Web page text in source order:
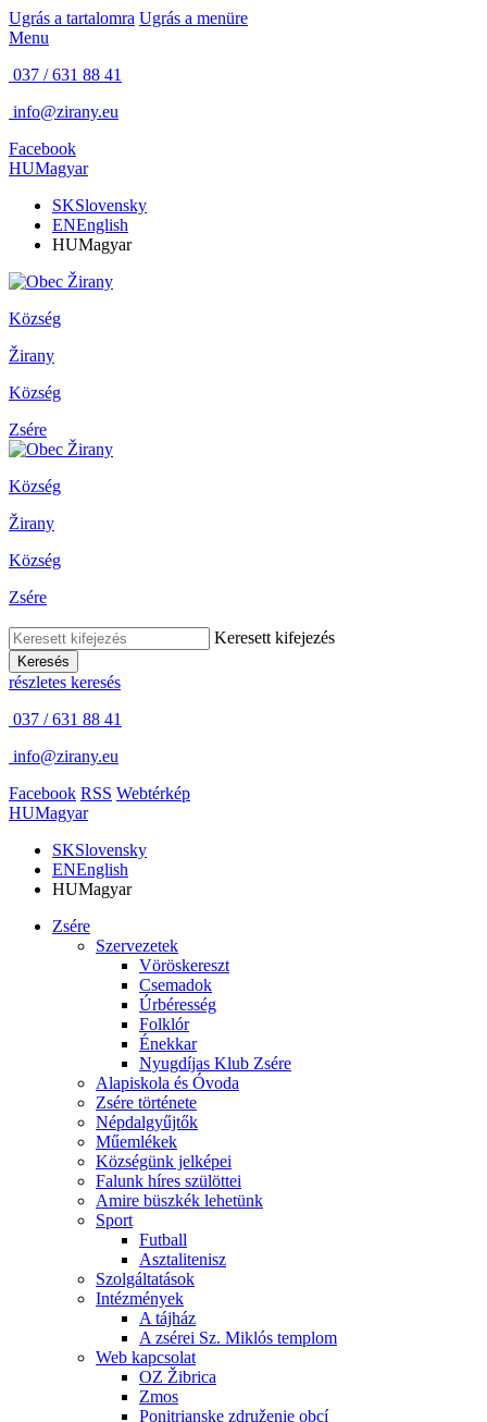
Ugrás a tartalomra Ugrás a menüre
Menu
037 / 631 88 41
info@zirany.eu
Facebook
HUMagyar
SKSlovensky
ENEnglish
HUMagyar
Község
Žirany
Község
Zsére
Község
Žirany
Község
Zsére
Keresett kifejezés
Keresés
részletes keresés
037 / 631 88 41
info@zirany.eu
Facebook RSS Webtérkép
HUMagyar
SKSlovensky
ENEnglish
HUMagyar
Zsére
Szervezetek
Vöröskereszt
Csemadok
Úrbéresség
Folklór
Énekkar
Nyugdíjas Klub Zsére
Alapiskola és Óvoda
Zsére története
Népdalgyűjtők
Műemlékek
Községünk jelképei
Falunk híres szülöttei
Amire büszkék lehetünk
Sport
Futball
Asztalitenisz
Szolgáltatások
Intézmények
A tájház
A zsérei Sz. Miklós templom
Web kapcsolat
OZ Žibrica
Zmos
Ponitrianske združenie obcí